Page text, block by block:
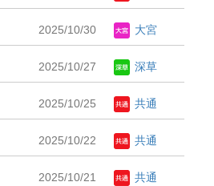
2025/10/30 大宮
2025/10/27 深草
2025/10/25 共通
2025/10/22 共通
2025/10/21 共通